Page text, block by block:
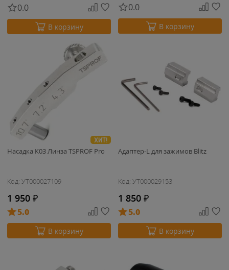
0.0
В корзину
0.0
В корзину
ХИТ!
Насадка К03 Линза TSPROF Pro
Код: УТ000027109
1 950 ₽
5.0
В корзину
Адаптер-L для зажимов Blitz
Код: УТ000029153
1 850 ₽
5.0
В корзину